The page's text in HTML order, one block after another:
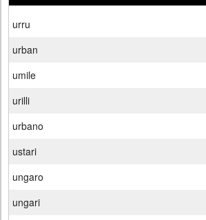
urru
urban
umile
urilli
urbano
ustari
ungaro
ungari